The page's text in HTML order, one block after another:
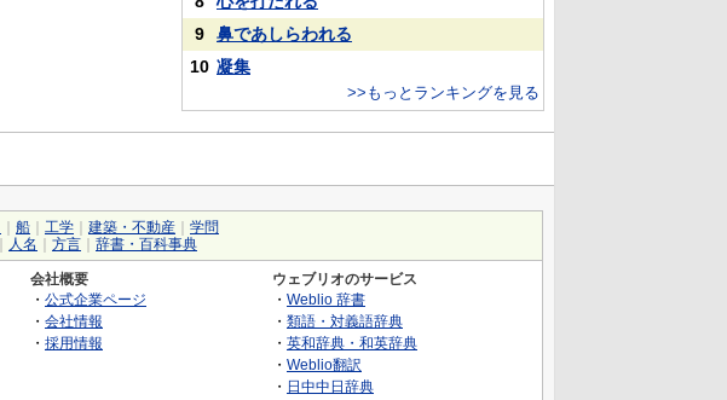
9
鼻であしらわれる
10 凝集
>>もっとランキングを見る
船 工学 建築・不動産
学問
人名 方言 辞書・百科事典
会社概要
・ 公式企業ページ
・ 会社情報
・ 採用情報
ウェブリオのサービス
・ Weblio 辞書
・ 類語・対義語辞典
・ 英和辞典・和英辞典
・ Weblio翻訳
・ 日中中日辞典